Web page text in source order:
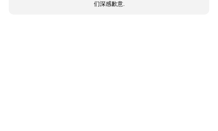
们深感歉意.